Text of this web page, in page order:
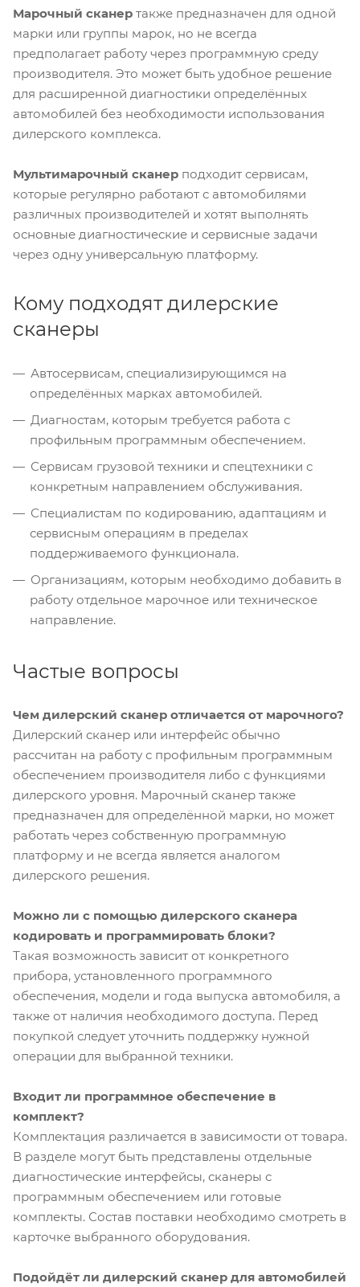
Марочный сканер также предназначен для одной
марки или группы марок, но не всегда
предполагает работу через программную среду
производителя. Это может быть удобное решение
для расширенной диагностики определённых
автомобилей без необходимости использования
дилерского комплекса.
Мультимарочный сканер подходит сервисам,
которые регулярно работают с автомобилями
различных производителей и хотят выполнять
основные диагностические и сервисные задачи
через одну универсальную платформу.
Кому подходят дилерские
сканеры
Автосервисам, специализирующимся на
определённых марках автомобилей.
Диагностам, которым требуется работа с
профильным программным обеспечением.
Сервисам грузовой техники и спецтехники с
конкретным направлением обслуживания.
Специалистам по кодированию, адаптациям и
сервисным операциям в пределах
поддерживаемого функционала.
Организациям, которым необходимо добавить в
работу отдельное марочное или техническое
направление.
Частые вопросы
Чем дилерский сканер отличается от марочного?
Дилерский сканер или интерфейс обычно
рассчитан на работу с профильным программным
обеспечением производителя либо с функциями
дилерского уровня. Марочный сканер также
предназначен для определённой марки, но может
работать через собственную программную
платформу и не всегда является аналогом
дилерского решения.
Можно ли с помощью дилерского сканера
кодировать и программировать блоки?
Такая возможность зависит от конкретного
прибора, установленного программного
обеспечения, модели и года выпуска автомобиля, а
также от наличия необходимого доступа. Перед
покупкой следует уточнить поддержку нужной
операции для выбранной техники.
Входит ли программное обеспечение в
комплект?
Комплектация различается в зависимости от товара.
В разделе могут быть представлены отдельные
диагностические интерфейсы, сканеры с
программным обеспечением или готовые
комплекты. Состав поставки необходимо смотреть в
карточке выбранного оборудования.
Подойдёт ли дилерский сканер для автомобилей